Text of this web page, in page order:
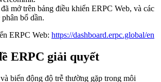
mở trên bảng điều khiển ERPC Web, và các
bổ dần.
ERPC Web: https://dashboard.erpc.global/en
ERPC giải quyết
biến động độ trễ thường gặp trong môi